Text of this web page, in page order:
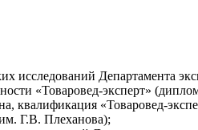
исследований Департамента
«Товаровед-эксперт»
«Товаровед-
Г.В. Плеханова);